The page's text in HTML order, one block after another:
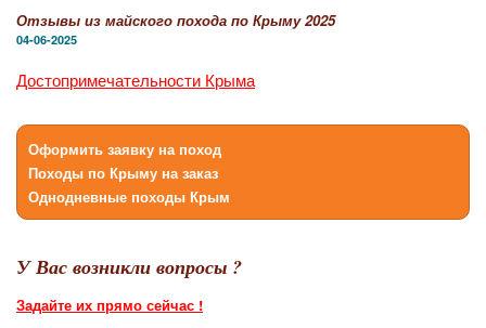
Отзывы из майского похода по Крыму 2025
04-06-2025
Достопримечательности Крыма
Оформить заявку на поход
Походы по Крыму на заказ
Однодневные походы Крым
У Вас возникли вопросы ?
Задайте их прямо сейчас !